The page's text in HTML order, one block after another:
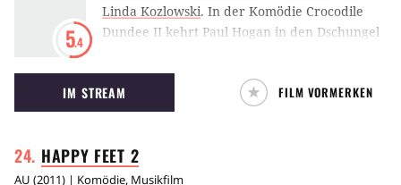
5.4
Linda Kozlowski. In der Komödie Crocodile
Dundee II kehrt Paul Hogan in den Dschungel
bösen Drogenboss retten.
IM STREAM FILM VORMERKEN
HAPPY FEET 2
AU (2011) | Komödie, Musikfilm